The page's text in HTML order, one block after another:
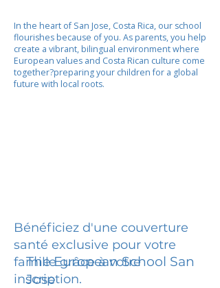
In the heart of San Jose, Costa Rica, our school
flourishes because of you. As parents, you help
create a vibrant, bilingual environment where
European values and Costa Rican culture come
together?preparing your children for a global
future with local roots.
Bénéficiez d'une couverture
santé exclusive pour votre
famille grâce à votre
inscription.
The European School San
Jose